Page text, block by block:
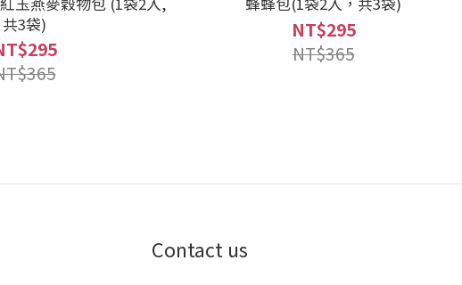
共3袋)
NT$295
NT$365
Contact us